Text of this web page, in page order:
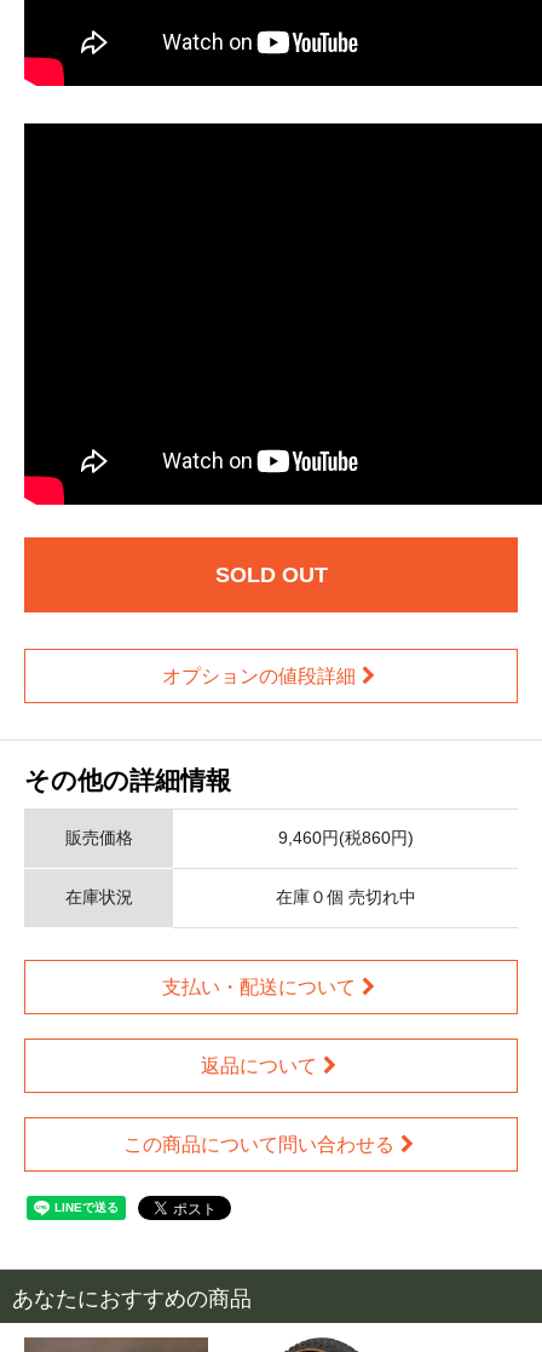
SOLD OUT
オプションの値段詳細
その他の詳細情報
販売価格 9,460円(税860円)
在庫状況 在庫０個 売切れ中
支払い・配送について
返品について
この商品について問い合わせる
あなたにおすすめの商品